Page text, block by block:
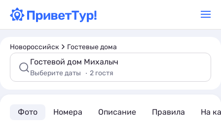
Новороссийск Гостевые дома
Гостевой дом Михалыч
Выберите даты 2 гостя
Фото Номера Описание Правила На